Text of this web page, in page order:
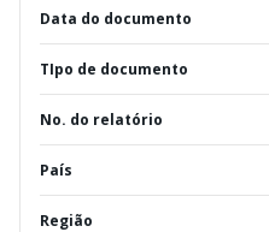
Data do documento
TIpo de documento
No. do relatório
País
Região